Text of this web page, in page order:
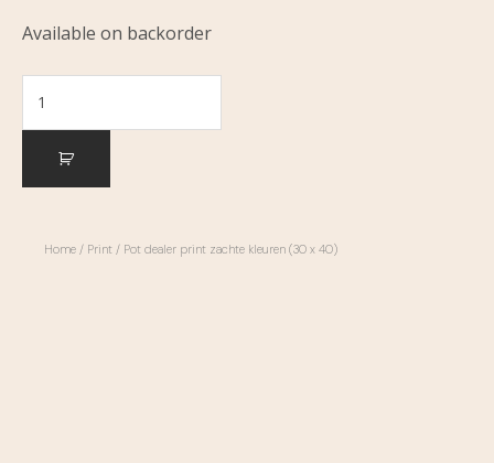
Available on backorder
Home / Print / Pot dealer print zachte kleuren (30 x 40)